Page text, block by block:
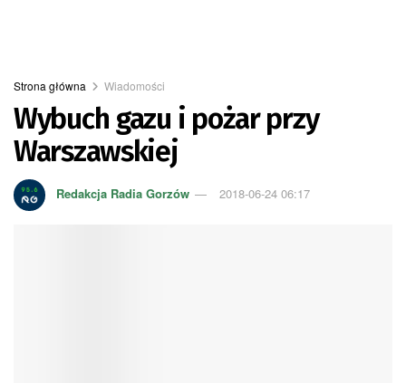
Strona główna Wiadomości
Wybuch gazu i pożar przy
Warszawskiej
Redakcja Radia Gorzów 2018-06-24 06:17